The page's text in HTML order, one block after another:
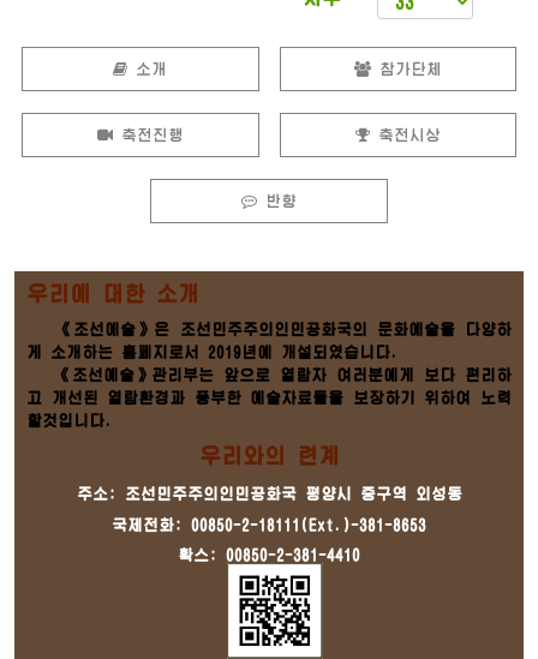
소개 참가단체
축전진행 축전시상
반향
우리에 대한 소개
《조선예술》은 조선민주주의인민공화국의 문화예술을 다양하
게 소개하는 홈페지로서 2019년에 개설되였습니다.
《조선예술》관리부는 앞으로 열람자 여러분에게 보다 편리하
고 개선된 열람환경과 풍부한 예술자료들을 보장하기 위하여 노력
할것입니다.
우리와의 련계
주소: 조선민주주의인민공화국 평양시 중구역 외성동
국제전화: 00850-2-18111(Ext.)-381-8653
확스: 00850-2-381-4410